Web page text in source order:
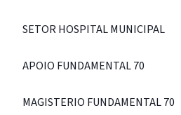
SETOR HOSPITAL MUNICIPAL
APOIO FUNDAMENTAL 70
MAGISTERIO FUNDAMENTAL 70